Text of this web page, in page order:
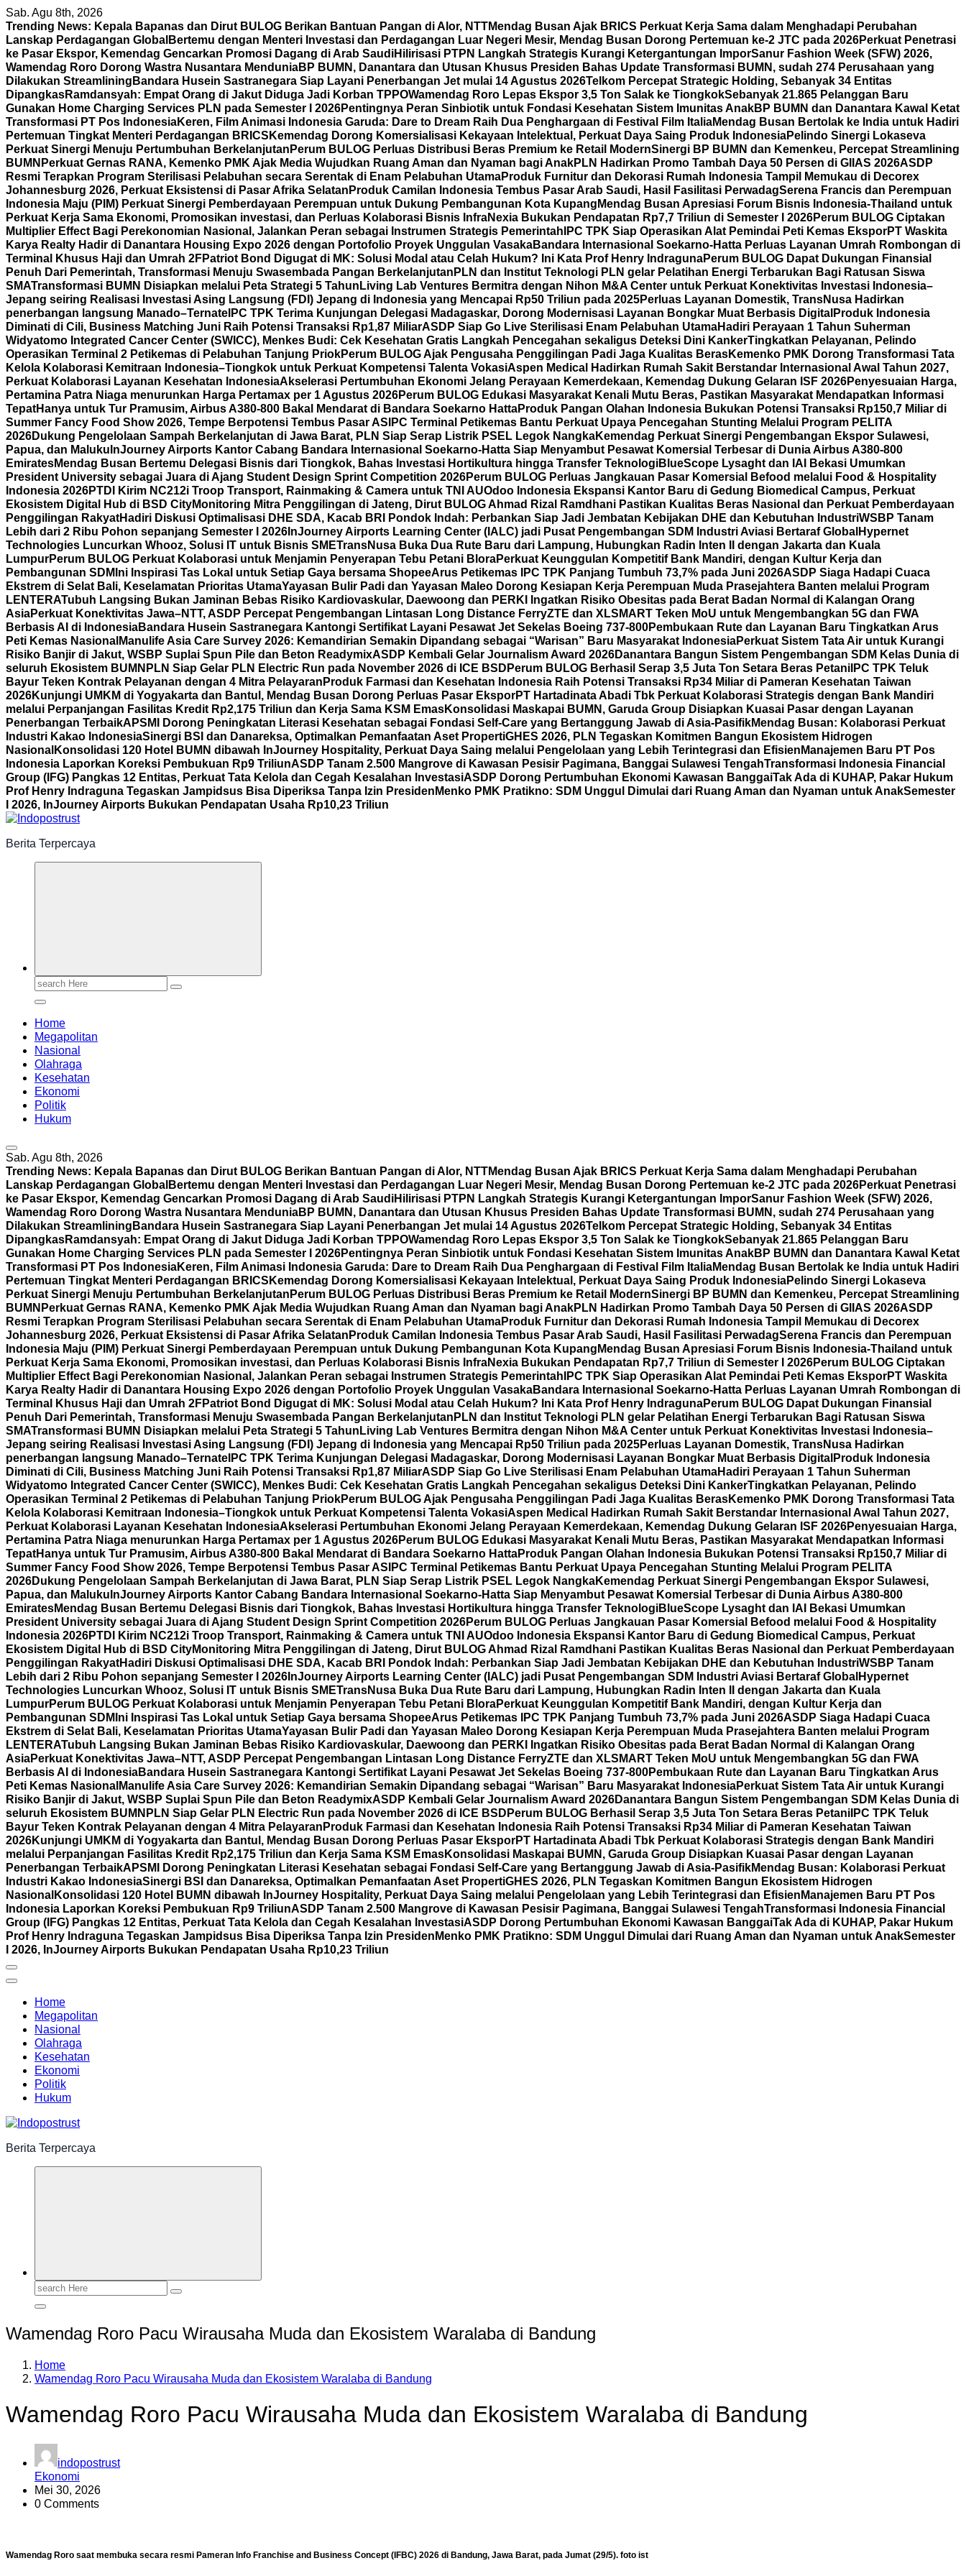
Skip
to
content
Sab. Agu 8th, 2026
Trending News: Kepala Bapanas dan Dirut BULOG Berikan Bantuan Pangan di Alor, NTTMendag Busan Ajak BRICS Perkuat Kerja Sama dalam Menghadapi Perubahan
Lanskap Perdagangan Global Bertemu dengan Menteri Investasi dan Perdagangan Luar Negeri Mesir, Mendag Busan Dorong Pertemuan ke-2 JTC pada 2026Perkuat Penetrasi
ke Pasar Ekspor, Kemendag Gencarkan Promosi Dagang di Arab SaudiHilirisasi PTPN Langkah Strategis Kurangi Ketergantungan ImporSanur Fashion Week (SFW) 2026,
Wamendag Roro Dorong Wastra Nusantara MenduniaBP BUMN, Danantara dan Utusan Khusus Presiden Bahas Update Transformasi BUMN, sudah 274 Perusahaan yang
Dilakukan Streamlining Bandara Husein Sastranegara Siap Layani Penerbangan Jet mulai 14 Agustus 2026Telkom Percepat Strategic Holding, Sebanyak 34 Entitas
DipangkasRamdansyah: Empat Orang di Jakut Diduga Jadi Korban TPPOWamendag Roro Lepas Ekspor 3,5 Ton Salak ke TiongkokSebanyak 21.865 Pelanggan Baru
Gunakan Home Charging Services PLN pada Semester I 2026Pentingnya Peran Sinbiotik untuk Fondasi Kesehatan Sistem Imunitas AnakBP BUMN dan Danantara Kawal Ketat
Transformasi PT Pos IndonesiaKeren, Film Animasi Indonesia Garuda: Dare to Dream Raih Dua Penghargaan di Festival Film ItaliaMendag Busan Bertolak ke India untuk Hadiri
Pertemuan Tingkat Menteri Perdagangan BRICS Kemendag Dorong Komersialisasi Kekayaan Intelektual, Perkuat Daya Saing Produk IndonesiaPelindo Sinergi Lokaseva
Perkuat Sinergi Menuju Pertumbuhan Berkelanjutan Perum BULOG Perluas Distribusi Beras Premium ke Retail ModernSinergi BP BUMN dan Kemenkeu, Percepat Streamlining
BUMN Perkuat Gernas RANA, Kemenko PMK Ajak Media Wujudkan Ruang Aman dan Nyaman bagi AnakPLN Hadirkan Promo Tambah Daya 50 Persen di GIIAS 2026ASDP
Resmi Terapkan Program Sterilisasi Pelabuhan secara Serentak di Enam Pelabuhan UtamaProduk Furnitur dan Dekorasi Rumah Indonesia Tampil Memukau di Decorex
Johannesburg 2026, Perkuat Eksistensi di Pasar Afrika Selatan Produk Camilan Indonesia Tembus Pasar Arab Saudi, Hasil Fasilitasi PerwadagSerena Francis dan Perempuan
Indonesia Maju (PIM) Perkuat Sinergi Pemberdayaan Perempuan untuk Dukung Pembangunan Kota Kupang Mendag Busan Apresiasi Forum Bisnis Indonesia-Thailand untuk
Perkuat Kerja Sama Ekonomi, Promosikan investasi, dan Perluas Kolaborasi Bisnis InfraNexia Bukukan Pendapatan Rp7,7 Triliun di Semester I 2026Perum BULOG Ciptakan
Multiplier Effect Bagi Perekonomian Nasional, Jalankan Peran sebagai Instrumen Strategis Pemerintah IPC TPK Siap Operasikan Alat Pemindai Peti Kemas EksporPT Waskita
Karya Realty Hadir di Danantara Housing Expo 2026 dengan Portofolio Proyek Unggulan VasakaBandara Internasional Soekarno-Hatta Perluas Layanan Umrah Rombongan di
Terminal Khusus Haji dan Umrah 2FPatriot Bond Digugat di MK: Solusi Modal atau Celah Hukum? Ini Kata Prof Henry IndragunaPerum BULOG Dapat Dukungan Finansial
Penuh Dari Pemerintah, Transformasi Menuju Swasembada Pangan Berkelanjutan PLN dan Institut Teknologi PLN gelar Pelatihan Energi Terbarukan Bagi Ratusan Siswa
SMATransformasi BUMN Disiapkan melalui Peta Strategi 5 Tahun Living Lab Ventures Bermitra dengan Nihon M&A Center untuk Perkuat Konektivitas Investasi Indonesia–
Jepang seiring Realisasi Investasi Asing Langsung (FDI) Jepang di Indonesia yang Mencapai Rp50 Triliun pada 2025Perluas Layanan Domestik, TransNusa Hadirkan
penerbangan langsung Manado–Ternate IPC TPK Terima Kunjungan Delegasi Madagaskar, Dorong Modernisasi Layanan Bongkar Muat Berbasis Digital Produk Indonesia
Diminati di Cili, Business Matching Juni Raih Potensi Transaksi Rp1,87 MiliarASDP Siap Go Live Sterilisasi Enam Pelabuhan UtamaHadiri Perayaan 1 Tahun Suherman
Widyatomo Integrated Cancer Center (SWICC), Menkes Budi: Cek Kesehatan Gratis Langkah Pencegahan sekaligus Deteksi Dini KankerTingkatkan Pelayanan, Pelindo
Operasikan Terminal 2 Petikemas di Pelabuhan Tanjung PriokPerum BULOG Ajak Pengusaha Penggilingan Padi Jaga Kualitas BerasKemenko PMK Dorong Transformasi Tata
Kelola Kolaborasi Kemitraan Indonesia–Tiongkok untuk Perkuat Kompetensi Talenta VokasiAspen Medical Hadirkan Rumah Sakit Berstandar Internasional Awal Tahun 2027,
Perkuat Kolaborasi Layanan Kesehatan IndonesiaAkselerasi Pertumbuhan Ekonomi Jelang Perayaan Kemerdekaan, Kemendag Dukung Gelaran ISF 2026Penyesuaian Harga,
Pertamina Patra Niaga menurunkan Harga Pertamax per 1 Agustus 2026Perum BULOG Edukasi Masyarakat Kenali Mutu Beras, Pastikan Masyarakat Mendapatkan Informasi
TepatHanya untuk Tur Pramusim, Airbus A380-800 Bakal Mendarat di Bandara Soekarno HattaProduk Pangan Olahan Indonesia Bukukan Potensi Transaksi Rp150,7 Miliar di
Summer Fancy Food Show 2026, Tempe Berpotensi Tembus Pasar AS IPC Terminal Petikemas Bantu Perkuat Upaya Pencegahan Stunting Melalui Program PELITA
2026Dukung Pengelolaan Sampah Berkelanjutan di Jawa Barat, PLN Siap Serap Listrik PSEL Legok NangkaKemendag Perkuat Sinergi Pengembangan Ekspor Sulawesi,
Papua, dan Maluku InJourney Airports Kantor Cabang Bandara Internasional Soekarno-Hatta Siap Menyambut Pesawat Komersial Terbesar di Dunia Airbus A380-800
EmiratesMendag Busan Bertemu Delegasi Bisnis dari Tiongkok, Bahas Investasi Hortikultura hingga Transfer TeknologiBlueScope Lysaght dan IAI Bekasi Umumkan
President University sebagai Juara di Ajang Student Design Sprint Competition 2026Perum BULOG Perluas Jangkauan Pasar Komersial Befood melalui Food & Hospitality
Indonesia 2026PTDI Kirim NC212i Troop Transport, Rainmaking & Camera untuk TNI AUOdoo Indonesia Ekspansi Kantor Baru di Gedung Biomedical Campus, Perkuat
Ekosistem Digital Hub di BSD CityMonitoring Mitra Penggilingan di Jateng, Dirut BULOG Ahmad Rizal Ramdhani Pastikan Kualitas Beras Nasional dan Perkuat Pemberdayaan
Penggilingan RakyatHadiri Diskusi Optimalisasi DHE SDA, Kacab BRI Pondok Indah: Perbankan Siap Jadi Jembatan Kebijakan DHE dan Kebutuhan IndustriWSBP Tanam
Lebih dari 2 Ribu Pohon sepanjang Semester I 2026 InJourney Airports Learning Center (IALC) jadi Pusat Pengembangan SDM Industri Aviasi Bertaraf Global Hypernet
Technologies Luncurkan Whooz, Solusi IT untuk Bisnis SMETransNusa Buka Dua Rute Baru dari Lampung, Hubungkan Radin Inten II dengan Jakarta dan Kuala
LumpurPerum BULOG Perkuat Kolaborasi untuk Menjamin Penyerapan Tebu Petani BloraPerkuat Keunggulan Kompetitif Bank Mandiri, dengan Kultur Kerja dan
Pembangunan SDM Ini Inspirasi Tas Lokal untuk Setiap Gaya bersama ShopeeArus Petikemas IPC TPK Panjang Tumbuh 73,7% pada Juni 2026ASDP Siaga Hadapi Cuaca
Ekstrem di Selat Bali, Keselamatan Prioritas UtamaYayasan Bulir Padi dan Yayasan Maleo Dorong Kesiapan Kerja Perempuan Muda Prasejahtera Banten melalui Program
LENTERATubuh Langsing Bukan Jaminan Bebas Risiko Kardiovaskular, Daewoong dan PERKI Ingatkan Risiko Obesitas pada Berat Badan Normal di Kalangan Orang
AsiaPerkuat Konektivitas Jawa–NTT, ASDP Percepat Pengembangan Lintasan Long Distance FerryZTE dan XLSMART Teken MoU untuk Mengembangkan 5G dan FWA
Berbasis AI di IndonesiaBandara Husein Sastranegara Kantongi Sertifikat Layani Pesawat Jet Sekelas Boeing 737-800Pembukaan Rute dan Layanan Baru Tingkatkan Arus
Peti Kemas Nasional Manulife Asia Care Survey 2026: Kemandirian Semakin Dipandang sebagai “Warisan” Baru Masyarakat IndonesiaPerkuat Sistem Tata Air untuk Kurangi
Risiko Banjir di Jakut, WSBP Suplai Spun Pile dan Beton ReadymixASDP Kembali Gelar Journalism Award 2026Danantara Bangun Sistem Pengembangan SDM Kelas Dunia di
seluruh Ekosistem BUMN PLN Siap Gelar PLN Electric Run pada November 2026 di ICE BSD Perum BULOG Berhasil Serap 3,5 Juta Ton Setara Beras Petani IPC TPK Teluk
Bayur Teken Kontrak Pelayanan dengan 4 Mitra Pelayaran Produk Farmasi dan Kesehatan Indonesia Raih Potensi Transaksi Rp34 Miliar di Pameran Kesehatan Taiwan
2026Kunjungi UMKM di Yogyakarta dan Bantul, Mendag Busan Dorong Perluas Pasar EksporPT Hartadinata Abadi Tbk Perkuat Kolaborasi Strategis dengan Bank Mandiri
melalui Perpanjangan Fasilitas Kredit Rp2,175 Triliun dan Kerja Sama KSM EmasKonsolidasi Maskapai BUMN, Garuda Group Disiapkan Kuasai Pasar dengan Layanan
Penerbangan TerbaikAPSMI Dorong Peningkatan Literasi Kesehatan sebagai Fondasi Self-Care yang Bertanggung Jawab di Asia-PasifikMendag Busan: Kolaborasi Perkuat
Industri Kakao IndonesiaSinergi BSI dan Danareksa, Optimalkan Pemanfaatan Aset PropertiGHES 2026, PLN Tegaskan Komitmen Bangun Ekosistem Hidrogen
Nasional Konsolidasi 120 Hotel BUMN dibawah InJourney Hospitality, Perkuat Daya Saing melalui Pengelolaan yang Lebih Terintegrasi dan Efisien Manajemen Baru PT Pos
Indonesia Laporkan Koreksi Pembukuan Rp9 TriliunASDP Tanam 2.500 Mangrove di Kawasan Pesisir Pagimana, Banggai Sulawesi TengahTransformasi Indonesia Financial
Group (IFG) Pangkas 12 Entitas, Perkuat Tata Kelola dan Cegah Kesalahan InvestasiASDP Dorong Pertumbuhan Ekonomi Kawasan BanggaiTak Ada di KUHAP, Pakar Hukum
Prof Henry Indraguna Tegaskan Jampidsus Bisa Diperiksa Tanpa Izin Presiden Menko PMK Pratikno: SDM Unggul Dimulai dari Ruang Aman dan Nyaman untuk AnakSemester
I 2026, InJourney Airports Bukukan Pendapatan Usaha Rp10,23 Triliun
Berita Terpercaya
Search
Home
Megapolitan
Nasional
Olahraga
Kesehatan
Ekonomi
Politik
Hukum
Sab. Agu 8th, 2026
Trending News: Kepala Bapanas dan Dirut BULOG Berikan Bantuan Pangan di Alor, NTTMendag Busan Ajak BRICS Perkuat Kerja Sama dalam Menghadapi Perubahan
Lanskap Perdagangan Global Bertemu dengan Menteri Investasi dan Perdagangan Luar Negeri Mesir, Mendag Busan Dorong Pertemuan ke-2 JTC pada 2026Perkuat Penetrasi
ke Pasar Ekspor, Kemendag Gencarkan Promosi Dagang di Arab SaudiHilirisasi PTPN Langkah Strategis Kurangi Ketergantungan ImporSanur Fashion Week (SFW) 2026,
Wamendag Roro Dorong Wastra Nusantara MenduniaBP BUMN, Danantara dan Utusan Khusus Presiden Bahas Update Transformasi BUMN, sudah 274 Perusahaan yang
Dilakukan Streamlining Bandara Husein Sastranegara Siap Layani Penerbangan Jet mulai 14 Agustus 2026Telkom Percepat Strategic Holding, Sebanyak 34 Entitas
DipangkasRamdansyah: Empat Orang di Jakut Diduga Jadi Korban TPPOWamendag Roro Lepas Ekspor 3,5 Ton Salak ke TiongkokSebanyak 21.865 Pelanggan Baru
Gunakan Home Charging Services PLN pada Semester I 2026Pentingnya Peran Sinbiotik untuk Fondasi Kesehatan Sistem Imunitas AnakBP BUMN dan Danantara Kawal Ketat
Transformasi PT Pos IndonesiaKeren, Film Animasi Indonesia Garuda: Dare to Dream Raih Dua Penghargaan di Festival Film ItaliaMendag Busan Bertolak ke India untuk Hadiri
Pertemuan Tingkat Menteri Perdagangan BRICS Kemendag Dorong Komersialisasi Kekayaan Intelektual, Perkuat Daya Saing Produk IndonesiaPelindo Sinergi Lokaseva
Perkuat Sinergi Menuju Pertumbuhan Berkelanjutan Perum BULOG Perluas Distribusi Beras Premium ke Retail ModernSinergi BP BUMN dan Kemenkeu, Percepat Streamlining
BUMN Perkuat Gernas RANA, Kemenko PMK Ajak Media Wujudkan Ruang Aman dan Nyaman bagi AnakPLN Hadirkan Promo Tambah Daya 50 Persen di GIIAS 2026ASDP
Resmi Terapkan Program Sterilisasi Pelabuhan secara Serentak di Enam Pelabuhan UtamaProduk Furnitur dan Dekorasi Rumah Indonesia Tampil Memukau di Decorex
Johannesburg 2026, Perkuat Eksistensi di Pasar Afrika Selatan Produk Camilan Indonesia Tembus Pasar Arab Saudi, Hasil Fasilitasi PerwadagSerena Francis dan Perempuan
Indonesia Maju (PIM) Perkuat Sinergi Pemberdayaan Perempuan untuk Dukung Pembangunan Kota Kupang Mendag Busan Apresiasi Forum Bisnis Indonesia-Thailand untuk
Perkuat Kerja Sama Ekonomi, Promosikan investasi, dan Perluas Kolaborasi Bisnis InfraNexia Bukukan Pendapatan Rp7,7 Triliun di Semester I 2026Perum BULOG Ciptakan
Multiplier Effect Bagi Perekonomian Nasional, Jalankan Peran sebagai Instrumen Strategis Pemerintah IPC TPK Siap Operasikan Alat Pemindai Peti Kemas EksporPT Waskita
Karya Realty Hadir di Danantara Housing Expo 2026 dengan Portofolio Proyek Unggulan VasakaBandara Internasional Soekarno-Hatta Perluas Layanan Umrah Rombongan di
Terminal Khusus Haji dan Umrah 2FPatriot Bond Digugat di MK: Solusi Modal atau Celah Hukum? Ini Kata Prof Henry IndragunaPerum BULOG Dapat Dukungan Finansial
Penuh Dari Pemerintah, Transformasi Menuju Swasembada Pangan Berkelanjutan PLN dan Institut Teknologi PLN gelar Pelatihan Energi Terbarukan Bagi Ratusan Siswa
SMATransformasi BUMN Disiapkan melalui Peta Strategi 5 Tahun Living Lab Ventures Bermitra dengan Nihon M&A Center untuk Perkuat Konektivitas Investasi Indonesia–
Jepang seiring Realisasi Investasi Asing Langsung (FDI) Jepang di Indonesia yang Mencapai Rp50 Triliun pada 2025Perluas Layanan Domestik, TransNusa Hadirkan
penerbangan langsung Manado–Ternate IPC TPK Terima Kunjungan Delegasi Madagaskar, Dorong Modernisasi Layanan Bongkar Muat Berbasis Digital Produk Indonesia
Diminati di Cili, Business Matching Juni Raih Potensi Transaksi Rp1,87 MiliarASDP Siap Go Live Sterilisasi Enam Pelabuhan UtamaHadiri Perayaan 1 Tahun Suherman
Widyatomo Integrated Cancer Center (SWICC), Menkes Budi: Cek Kesehatan Gratis Langkah Pencegahan sekaligus Deteksi Dini KankerTingkatkan Pelayanan, Pelindo
Operasikan Terminal 2 Petikemas di Pelabuhan Tanjung PriokPerum BULOG Ajak Pengusaha Penggilingan Padi Jaga Kualitas BerasKemenko PMK Dorong Transformasi Tata
Kelola Kolaborasi Kemitraan Indonesia–Tiongkok untuk Perkuat Kompetensi Talenta VokasiAspen Medical Hadirkan Rumah Sakit Berstandar Internasional Awal Tahun 2027,
Perkuat Kolaborasi Layanan Kesehatan IndonesiaAkselerasi Pertumbuhan Ekonomi Jelang Perayaan Kemerdekaan, Kemendag Dukung Gelaran ISF 2026Penyesuaian Harga,
Pertamina Patra Niaga menurunkan Harga Pertamax per 1 Agustus 2026Perum BULOG Edukasi Masyarakat Kenali Mutu Beras, Pastikan Masyarakat Mendapatkan Informasi
TepatHanya untuk Tur Pramusim, Airbus A380-800 Bakal Mendarat di Bandara Soekarno HattaProduk Pangan Olahan Indonesia Bukukan Potensi Transaksi Rp150,7 Miliar di
Summer Fancy Food Show 2026, Tempe Berpotensi Tembus Pasar AS IPC Terminal Petikemas Bantu Perkuat Upaya Pencegahan Stunting Melalui Program PELITA
2026Dukung Pengelolaan Sampah Berkelanjutan di Jawa Barat, PLN Siap Serap Listrik PSEL Legok NangkaKemendag Perkuat Sinergi Pengembangan Ekspor Sulawesi,
Papua, dan Maluku InJourney Airports Kantor Cabang Bandara Internasional Soekarno-Hatta Siap Menyambut Pesawat Komersial Terbesar di Dunia Airbus A380-800
EmiratesMendag Busan Bertemu Delegasi Bisnis dari Tiongkok, Bahas Investasi Hortikultura hingga Transfer TeknologiBlueScope Lysaght dan IAI Bekasi Umumkan
President University sebagai Juara di Ajang Student Design Sprint Competition 2026Perum BULOG Perluas Jangkauan Pasar Komersial Befood melalui Food & Hospitality
Indonesia 2026PTDI Kirim NC212i Troop Transport, Rainmaking & Camera untuk TNI AUOdoo Indonesia Ekspansi Kantor Baru di Gedung Biomedical Campus, Perkuat
Ekosistem Digital Hub di BSD CityMonitoring Mitra Penggilingan di Jateng, Dirut BULOG Ahmad Rizal Ramdhani Pastikan Kualitas Beras Nasional dan Perkuat Pemberdayaan
Penggilingan RakyatHadiri Diskusi Optimalisasi DHE SDA, Kacab BRI Pondok Indah: Perbankan Siap Jadi Jembatan Kebijakan DHE dan Kebutuhan IndustriWSBP Tanam
Lebih dari 2 Ribu Pohon sepanjang Semester I 2026 InJourney Airports Learning Center (IALC) jadi Pusat Pengembangan SDM Industri Aviasi Bertaraf Global Hypernet
Technologies Luncurkan Whooz, Solusi IT untuk Bisnis SMETransNusa Buka Dua Rute Baru dari Lampung, Hubungkan Radin Inten II dengan Jakarta dan Kuala
LumpurPerum BULOG Perkuat Kolaborasi untuk Menjamin Penyerapan Tebu Petani BloraPerkuat Keunggulan Kompetitif Bank Mandiri, dengan Kultur Kerja dan
Pembangunan SDM Ini Inspirasi Tas Lokal untuk Setiap Gaya bersama ShopeeArus Petikemas IPC TPK Panjang Tumbuh 73,7% pada Juni 2026ASDP Siaga Hadapi Cuaca
Ekstrem di Selat Bali, Keselamatan Prioritas UtamaYayasan Bulir Padi dan Yayasan Maleo Dorong Kesiapan Kerja Perempuan Muda Prasejahtera Banten melalui Program
LENTERATubuh Langsing Bukan Jaminan Bebas Risiko Kardiovaskular, Daewoong dan PERKI Ingatkan Risiko Obesitas pada Berat Badan Normal di Kalangan Orang
AsiaPerkuat Konektivitas Jawa–NTT, ASDP Percepat Pengembangan Lintasan Long Distance FerryZTE dan XLSMART Teken MoU untuk Mengembangkan 5G dan FWA
Berbasis AI di IndonesiaBandara Husein Sastranegara Kantongi Sertifikat Layani Pesawat Jet Sekelas Boeing 737-800Pembukaan Rute dan Layanan Baru Tingkatkan Arus
Peti Kemas Nasional Manulife Asia Care Survey 2026: Kemandirian Semakin Dipandang sebagai “Warisan” Baru Masyarakat IndonesiaPerkuat Sistem Tata Air untuk Kurangi
Risiko Banjir di Jakut, WSBP Suplai Spun Pile dan Beton ReadymixASDP Kembali Gelar Journalism Award 2026Danantara Bangun Sistem Pengembangan SDM Kelas Dunia di
seluruh Ekosistem BUMN PLN Siap Gelar PLN Electric Run pada November 2026 di ICE BSD Perum BULOG Berhasil Serap 3,5 Juta Ton Setara Beras Petani IPC TPK Teluk
Bayur Teken Kontrak Pelayanan dengan 4 Mitra Pelayaran Produk Farmasi dan Kesehatan Indonesia Raih Potensi Transaksi Rp34 Miliar di Pameran Kesehatan Taiwan
2026Kunjungi UMKM di Yogyakarta dan Bantul, Mendag Busan Dorong Perluas Pasar EksporPT Hartadinata Abadi Tbk Perkuat Kolaborasi Strategis dengan Bank Mandiri
melalui Perpanjangan Fasilitas Kredit Rp2,175 Triliun dan Kerja Sama KSM EmasKonsolidasi Maskapai BUMN, Garuda Group Disiapkan Kuasai Pasar dengan Layanan
Penerbangan TerbaikAPSMI Dorong Peningkatan Literasi Kesehatan sebagai Fondasi Self-Care yang Bertanggung Jawab di Asia-PasifikMendag Busan: Kolaborasi Perkuat
Industri Kakao IndonesiaSinergi BSI dan Danareksa, Optimalkan Pemanfaatan Aset PropertiGHES 2026, PLN Tegaskan Komitmen Bangun Ekosistem Hidrogen
Nasional Konsolidasi 120 Hotel BUMN dibawah InJourney Hospitality, Perkuat Daya Saing melalui Pengelolaan yang Lebih Terintegrasi dan Efisien Manajemen Baru PT Pos
Indonesia Laporkan Koreksi Pembukuan Rp9 TriliunASDP Tanam 2.500 Mangrove di Kawasan Pesisir Pagimana, Banggai Sulawesi TengahTransformasi Indonesia Financial
Group (IFG) Pangkas 12 Entitas, Perkuat Tata Kelola dan Cegah Kesalahan InvestasiASDP Dorong Pertumbuhan Ekonomi Kawasan BanggaiTak Ada di KUHAP, Pakar Hukum
Prof Henry Indraguna Tegaskan Jampidsus Bisa Diperiksa Tanpa Izin Presiden Menko PMK Pratikno: SDM Unggul Dimulai dari Ruang Aman dan Nyaman untuk AnakSemester
I 2026, InJourney Airports Bukukan Pendapatan Usaha Rp10,23 Triliun
Home
Megapolitan
Nasional
Olahraga
Kesehatan
Ekonomi
Politik
Hukum
Berita Terpercaya
Search
Wamendag Roro Pacu Wirausaha Muda dan Ekosistem Waralaba di Bandung
Home
Wamendag Roro Pacu Wirausaha Muda dan Ekosistem Waralaba di Bandung
Wamendag Roro Pacu Wirausaha Muda dan Ekosistem Waralaba di Bandung
indopostrust
Ekonomi
Mei 30, 2026
0 Comments
Wamendag Roro saat membuka secara resmi Pameran Info Franchise and Business Concept (IFBC) 2026 di Bandung, Jawa Barat, pada Jumat (29/5). foto ist